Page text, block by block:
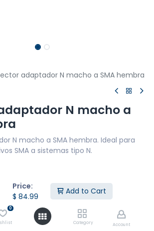
Price:
$ 84.99
Add to Cart
0
Category Account
adaptador N macho a SMA hembra
N macho a
N macho a SMA hembra. Ideal para
SMA a sistemas tipo N.
Agregar al Carrito
de deseos